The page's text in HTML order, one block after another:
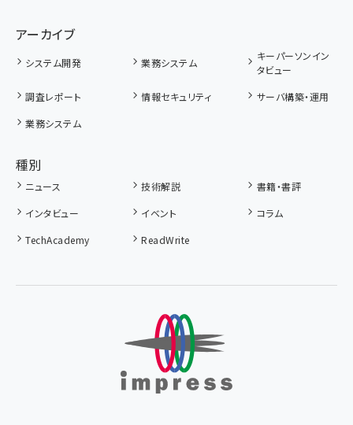
アーカイブ
システム開発 業務システム
キーパーソンイン
タビュー
調査レポート
情報セキュリティ
サーバ構築・運用
業務システム
種別
ニュース 技術解説
書籍・書評
インタビュー
イベント
コラム
TechAcademy
ReadWrite